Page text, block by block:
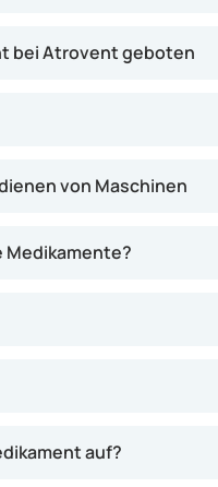
bei Atrovent geboten
von Maschinen
Medikamente?
auf?